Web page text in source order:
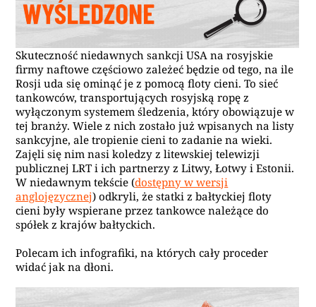
Skuteczność niedawnych sankcji USA na rosyjskie
firmy naftowe częściowo zależeć będzie od tego, na ile
Rosji uda się ominąć je z pomocą floty cieni. To sieć
tankowców, transportujących rosyjską ropę z
wyłączonym systemem śledzenia, który obowiązuje w
tej branży. Wiele z nich zostało już wpisanych na listy
sankcyjne, ale tropienie cieni to zadanie na wieki.
Zajęli się nim nasi koledzy z litewskiej telewizji
publicznej LRT i ich partnerzy z Litwy, Łotwy i Estonii.
W niedawnym tekście (dostępny w wersji
anglojęzycznej) odkryli, że statki z bałtyckiej floty
cieni były wspierane przez tankowce należące do
spółek z krajów bałtyckich.
Polecam ich infografiki, na których cały proceder
widać jak na dłoni.